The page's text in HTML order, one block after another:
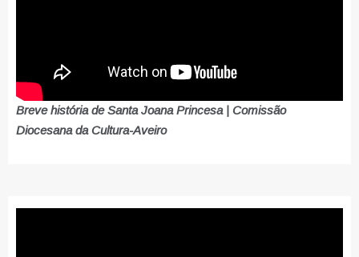
Breve história de Santa Joana Princesa | Comissão
Diocesana da Cultura-Aveiro